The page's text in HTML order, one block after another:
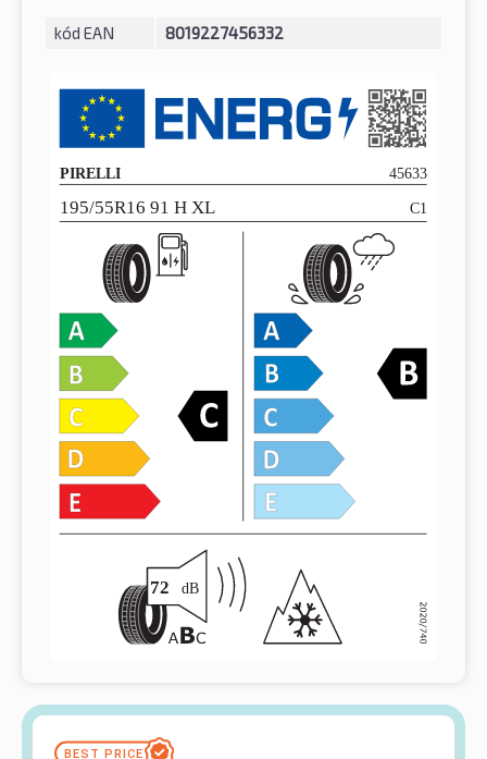
kód EAN 8019227456332